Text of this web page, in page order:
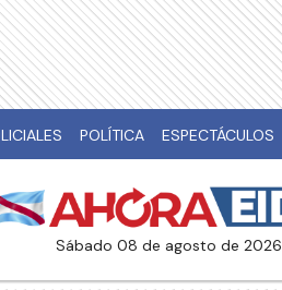
POLÍTICA ESPECTÁCULOS
sábado 08 de agosto de 2026